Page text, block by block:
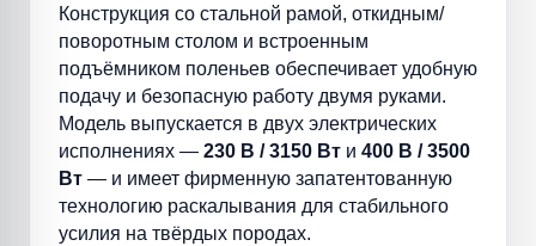
Конструкция со стальной рамой, откидным/
поворотным столом и встроенным
подъёмником поленьев обеспечивает удобную
подачу и безопасную работу двумя руками.
Модель выпускается в двух электрических
исполнениях — 230 В / 3150 Вт и 400 В / 3500
Вт — и имеет фирменную запатентованную
технологию раскалывания для стабильного
усилия на твёрдых породах.